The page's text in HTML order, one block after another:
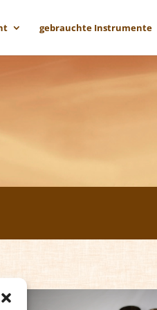
gebrauchte Instrumente